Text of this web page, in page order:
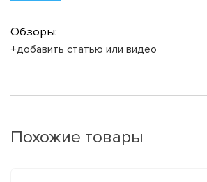
Обзоры:
+добавить статью или видео
Похожие товары